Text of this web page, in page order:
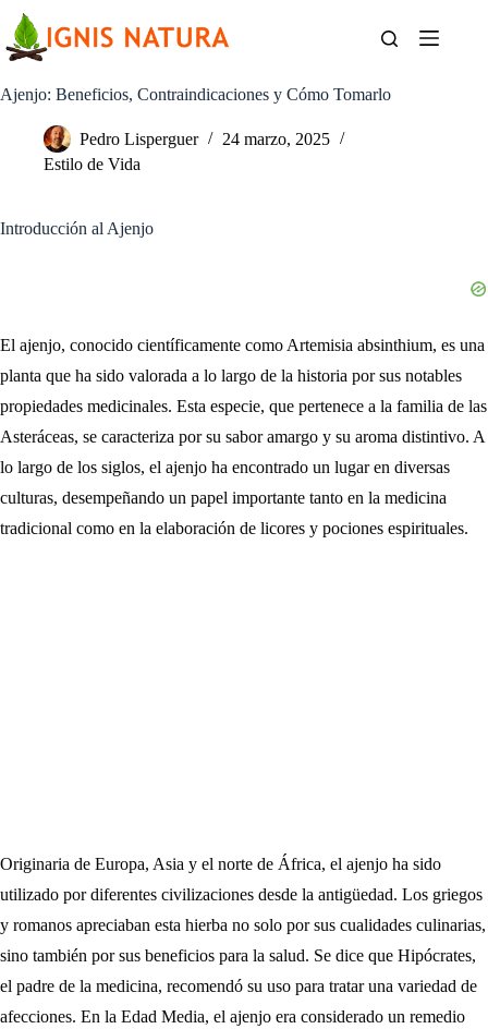
contenido
Ajenjo: Beneficios, Contraindicaciones y Cómo Tomarlo
Pedro Lisperguer
24 marzo, 2025
Estilo de Vida
Introducción al Ajenjo
El ajenjo, conocido científicamente como Artemisia absinthium, es una
planta que ha sido valorada a lo largo de la historia por sus notables
propiedades medicinales. Esta especie, que pertenece a la familia de las
Asteráceas, se caracteriza por su sabor amargo y su aroma distintivo. A
lo largo de los siglos, el ajenjo ha encontrado un lugar en diversas
culturas, desempeñando un papel importante tanto en la medicina
tradicional como en la elaboración de licores y pociones espirituales.
Originaria de Europa, Asia y el norte de África, el ajenjo ha sido
utilizado por diferentes civilizaciones desde la antigüedad. Los griegos
y romanos apreciaban esta hierba no solo por sus cualidades culinarias,
sino también por sus beneficios para la salud. Se dice que Hipócrates,
el padre de la medicina, recomendó su uso para tratar una variedad de
afecciones. En la Edad Media, el ajenjo era considerado un remedio